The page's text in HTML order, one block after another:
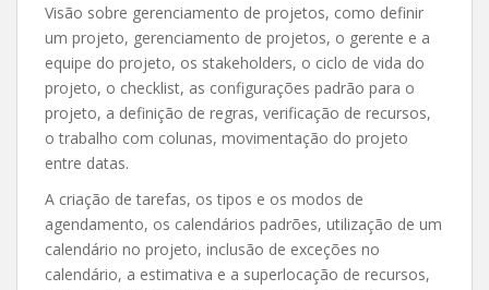
Visão sobre gerenciamento de projetos, como definir
um projeto, gerenciamento de projetos, o gerente e a
equipe do projeto, os stakeholders, o ciclo de vida do
projeto, o checklist, as configurações padrão para o
projeto, a definição de regras, verificação de recursos,
o trabalho com colunas, movimentação do projeto
entre datas.
A criação de tarefas, os tipos e os modos de
agendamento, os calendários padrões, utilização de um
calendário no projeto, inclusão de exceções no
calendário, a estimativa e a superlocação de recursos,